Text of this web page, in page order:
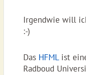
Irgendwie will
:-)
Das HFMList
Radboud